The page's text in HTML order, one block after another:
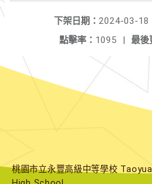
下架日期： 2024-03-18
最後
點擊率： 1095 |
桃園市立永豐高級中等學校